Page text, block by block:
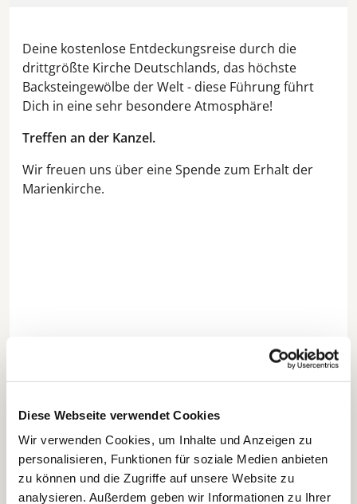
Diese Webseite verwendet Cookies
Wir verwenden Cookies, um Inhalte und Anzeigen zu
personalisieren, Funktionen für soziale Medien anbieten
zu können und die Zugriffe auf unsere Website zu
analysieren. Außerdem geben wir Informationen zu Ihrer
Deine kostenlose Entdeckungsreise durch die
drittgrößte Kirche Deutschlands, das höchste
Backsteingewölbe der Welt - diese Führung führt
Dich in eine sehr besondere Atmosphäre!
Treffen an der Kanzel.
Wir freuen uns über eine Spende zum Erhalt der
Marienkirche.